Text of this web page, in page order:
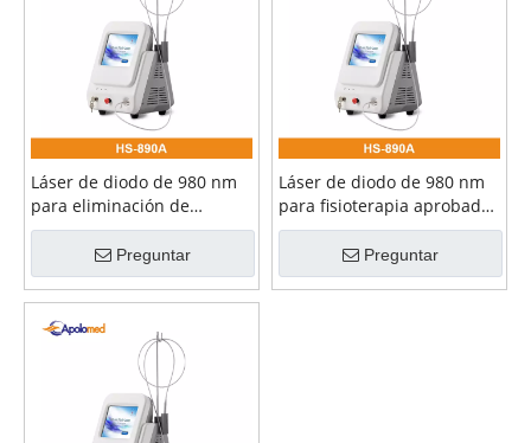
Láser de diodo de 980 nm
para eliminación de
arrugas aprobado por la CE
Preguntar
Láser de diodo de 980 nm
para fisioterapia aprobado
por la CE de 30 W
Preguntar